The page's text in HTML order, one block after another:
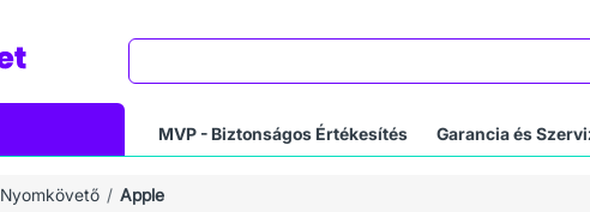
MVP - Biztonságos Értékesítés Garancia és
Nyomkövető Apple